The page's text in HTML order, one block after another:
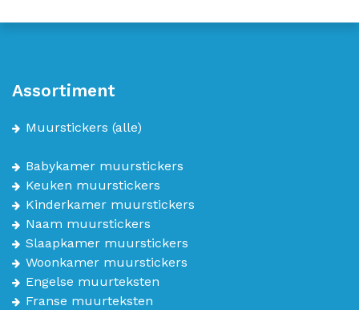
Assortiment
Muurstickers (alle)
Babykamer muurstickers
Keuken muurstickers
Kinderkamer muurstickers
Naam muurstickers
Slaapkamer muurstickers
Woonkamer muurstickers
Engelse muurteksten
Franse muurteksten